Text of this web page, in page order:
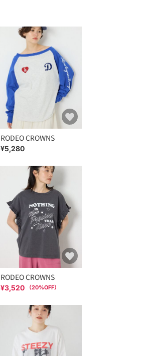
RODEO CROWNS
¥5,280
RODEO CROWNS
¥3,520 （20%OFF）